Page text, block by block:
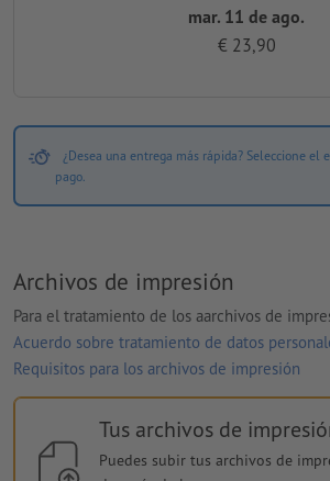
mar. 11 de ago.
€ 23,90
¿Desea una entrega más rápida? Seleccione el
pago.
Archivos de impresión
Para el tratamiento de los aarchivos de
Acuerdo sobre tratamiento de datos
Requisitos para los archivos de impresión
Tus archivos de
Puedes subir tus archivos de